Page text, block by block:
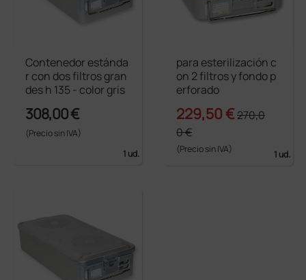
Contenedor estánda
r con dos filtros gran
des h 135 - color gris
308,00 €
(Precio sin IVA)
1 ud.
para esterilización c
on 2 filtros y fondo p
erforado
229,50 €270,0
0 €
(Precio sin IVA) 1 ud.